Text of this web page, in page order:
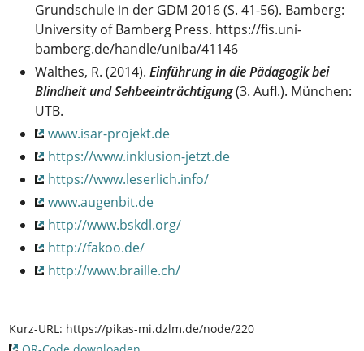
Grundschule in der GDM 2016 (S. 41-56). Bamberg:
University of Bamberg Press. https://fis.uni-
bamberg.de/handle/uniba/41146
Walthes, R. (2014).Einführung in die Pädagogik bei
Blindheit und Sehbeeinträchtigung(3. Aufl.). München:
UTB.
www.isar-projekt.de
https://www.inklusion-jetzt.de
https://www.leserlich.info/
www.augenbit.de
http://www.bskdl.org/
http://fakoo.de/
http://www.braille.ch/
Kurz-URL: https://pikas-mi.dzlm.de/node/220